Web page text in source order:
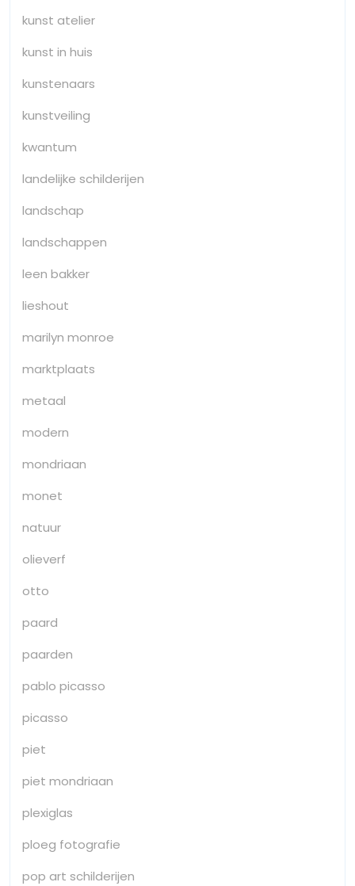
kunst atelier
kunst in huis
kunstenaars
kunstveiling
kwantum
landelijke schilderijen
landschap
landschappen
leen bakker
lieshout
marilyn monroe
marktplaats
metaal
modern
mondriaan
monet
natuur
olieverf
otto
paard
paarden
pablo picasso
picasso
piet
piet mondriaan
plexiglas
ploeg fotografie
pop art schilderijen